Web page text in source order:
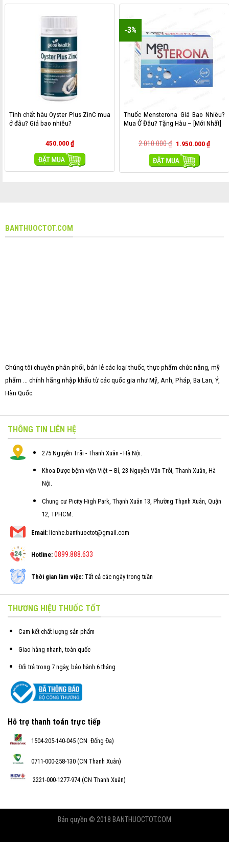
Tinh chất hàu Oyster Plus ZinC mua
ở đâu? Giá bao nhiêu?
450.000₫
MUA HÀNG
-3%
Thuốc Mensterona Giá Bao Nhiêu?
Mua Ở Đâu? Tặng Hàu – [Mới Nhất]
2.010.000₫ 1.950.000₫
MUA HÀNG
BANTHUOCTOT.COM
Chúng tôi chuyên phân phối, bán lẻ các loại thuốc, thực phẩm chức năng, mỹ
phẩm ... chính hãng nhập khẩu từ các quốc gia như Mỹ, Anh, Pháp, Ba Lan, Ý,
Hàn Quốc.
THÔNG TIN LIÊN HỆ
275 Nguyễn Trãi - Thanh Xuân - Hà Nội.
Khoa Dược bệnh viện Việt – Bỉ, 23 Nguyễn Văn Trỗi, Thanh Xuân, Hà
Nội.
Chung cư Picity High Park, Thạnh Xuân 13, Phường Thạnh Xuân, Quận
12, TPHCM.
Email: lienhe.banthuoctot@gmail.com
Hotline: 0899.888.633
Thời gian làm việc: Tất cả các ngày trong tuần
THƯƠNG HIỆU THUỐC TỐT
Cam kết chất lượng sản phẩm
Giao hàng nhanh, toàn quốc
Đổi trả trong 7 ngày, bảo hành 6 tháng
Hỗ trợ thanh toán trực tiếp
1504-205-140-045 (CN Đống Đa)
0711-000-258-130 (CN Thanh Xuân)
2221-000-1277-974 (CN Thanh Xuân)
Bản quyền © 2018 BANTHUOCTOT.COM